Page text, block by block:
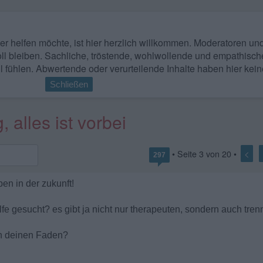
helfen möchte, ist hier herzlich willkommen. Moderatoren
bleiben. Sachliche, tröstende, wohlwollende und
Abwertende oder verurteilende Inhalte haben hier
Schließen
alles ist vorbei
297 • Seite 3 von 20 • <
in der zukunft!
gesucht? es gibt ja nicht nur therapeuten, sondern auch
deinen Faden?